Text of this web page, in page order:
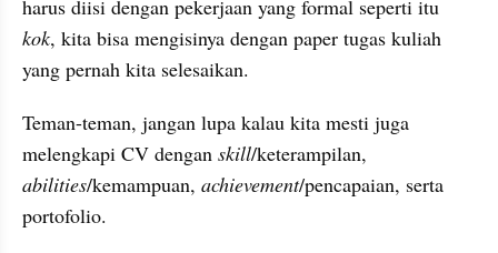
harus diisi dengan pekerjaan yang formal seperti itu
kok, kita bisa mengisinya dengan paper tugas kuliah
yang pernah kita selesaikan.
Teman-teman, jangan lupa kalau kita mesti juga
melengkapi CV dengan skill
abilities/kemampuan, achievement/pencapaian, serta
portofolio.